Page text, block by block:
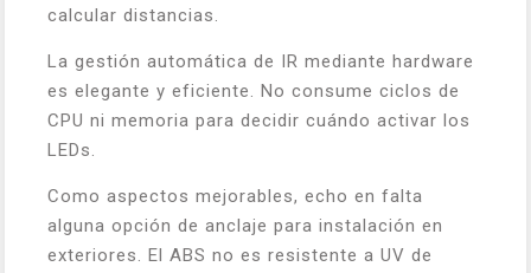
calcular distancias.
La gestión automática de IR mediante hardware
es elegante y eficiente. No consume ciclos de
CPU ni memoria para decidir cuándo activar los
LEDs.
Como aspectos mejorables, echo en falta
alguna opción de anclaje para instalación en
exteriores. El ABS no es resistente a UV de